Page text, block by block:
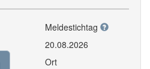
Meldestichtag
20.08.2026
Ort